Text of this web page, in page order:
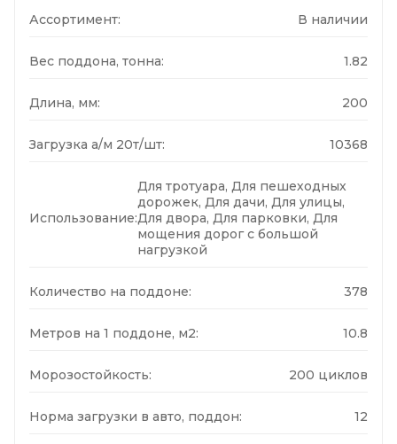
Ассортимент: В наличии
Вес поддона, тонна: 1.82
Длина, мм: 200
Загрузка а/м 20т/шт: 10368
Использование:
Для тротуара, Для пешеходных
дорожек, Для дачи, Для улицы,
Для двора, Для парковки, Для
мощения дорог с большой
нагрузкой
Количество на поддоне: 378
Метров на 1 поддоне, м2: 10.8
Морозостойкость: 200 циклов
Норма загрузки в авто, поддон: 12